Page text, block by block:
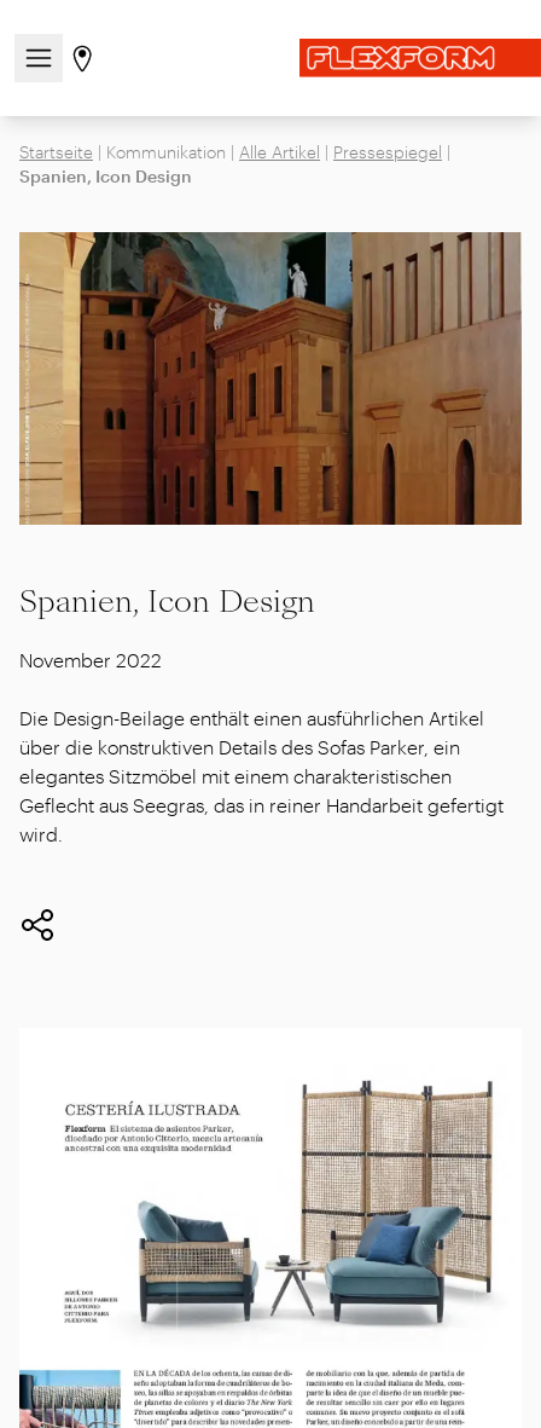
Navigationsmenü öffnen / schließen
Gehen Sie zur Store-Seite
Startseite | Kommunikation | Alle Artikel | Pressespiegel |
Spanien, Icon Design
Spanien, Icon Design
November 2022
Die Design-Beilage enthält einen ausführlichen Artikel
über die konstruktiven Details des Sofas Parker, ein
elegantes Sitzmöbel mit einem charakteristischen
Geflecht aus Seegras, das in reiner Handarbeit gefertigt
wird.